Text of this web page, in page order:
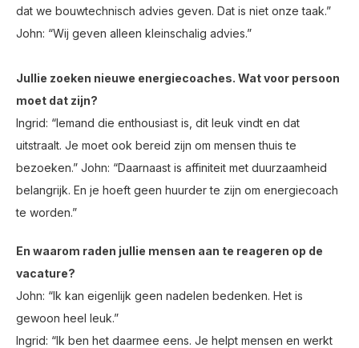
dat we bouwtechnisch advies geven. Dat is niet onze taak.”
John: “Wij geven alleen kleinschalig advies.”
Jullie zoeken nieuwe energiecoaches. Wat voor persoon
moet dat zijn?
Ingrid: “Iemand die enthousiast is, dit leuk vindt en dat
uitstraalt. Je moet ook bereid zijn om mensen thuis te
bezoeken.” John: “Daarnaast is affiniteit met duurzaamheid
belangrijk. En je hoeft geen huurder te zijn om energiecoach
te worden.”
En waarom raden jullie mensen aan te reageren op de
vacature?
John: “Ik kan eigenlijk geen nadelen bedenken. Het is
gewoon heel leuk.”
Ingrid: “Ik ben het daarmee eens. Je helpt mensen en werkt